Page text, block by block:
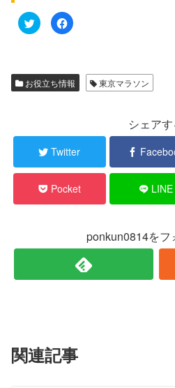
ク
リ
w
i
共
有
し
ウ
ィ
ン
き
F
a
k
で
は
ク
リ
ク
て
く
だ
し
ウ
ィ
ン
)
お役立ち情報 東京マラソン
シェアす
Twitter
Pocket LINE
ponkun0814をフ
関連記事